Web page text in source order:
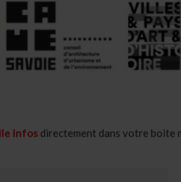
Infos directement dans votre boite